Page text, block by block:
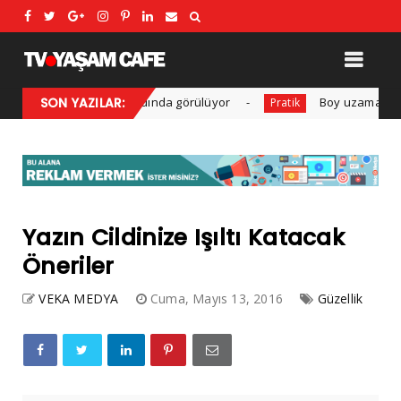
SON YAZILAR:
yıl 1,4 milyon kadında görülüyor Pratik Boy uzamasına
Yazın Cildinize Işıltı Katacak
Öneriler
VEKA MEDYA Cuma, Mayıs 13, 2016 Güzellik